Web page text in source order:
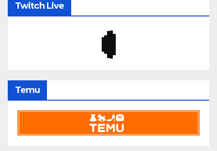
Twitch Live
Temu